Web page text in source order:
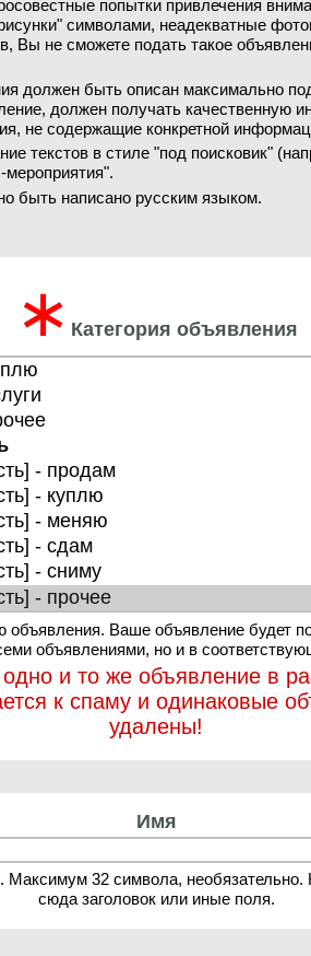
попытки привлечения
символами, неадекватные
Вы не сможете подать такое
должен быть описан максимально
должен получать качественную
не содержащие конкретной
текстов в стиле "под поисковик"
мероприятия".
быть написано русским языком.
∗ Категория объявления
объявления. Ваше объявление будет
объявлениями, но и в
и то же объявление в
к спаму и одинаковые
удалены!
Имя
Максимум 32 символа, необязательно.
сюда заголовок или иные поля.